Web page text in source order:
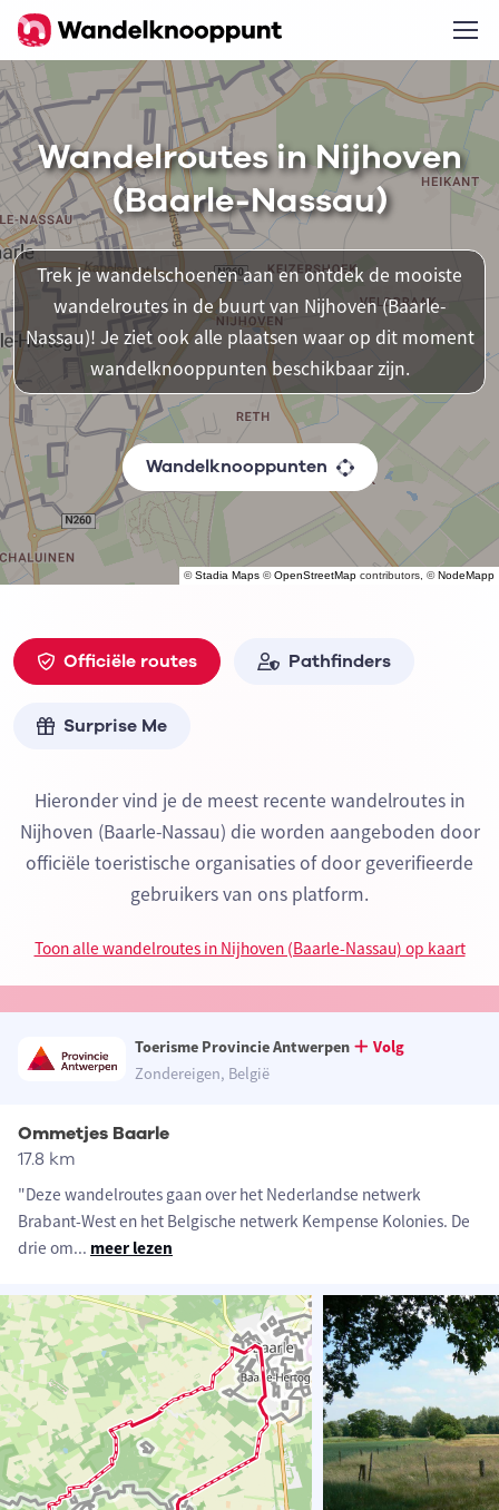
©Stadia Maps ©OpenStreetMap contributors, ©NodeMapp
Wandelroutes in Nijhoven
(Baarle-Nassau)
Trek je wandelschoenen aan en ontdek de mooiste
wandelroutes in de buurt van Nijhoven (Baarle-
Nassau)! Je ziet ook alle plaatsen waar op dit moment
wandelknooppunten beschikbaar zijn.
Wandelknooppunten
Officiële routes Pathfinders
Surprise Me
Hieronder vind je de meest recente wandelroutes in
Nijhoven (Baarle-Nassau) die worden aangeboden door
officiële toeristische organisaties of door geverifieerde
gebruikers van ons platform.
Toon alle wandelroutes in Nijhoven (Baarle-Nassau) op kaart
Toerisme Provincie Antwerpen
Volg
Zondereigen, België
Ommetjes Baarle
17.8 km
"Deze wandelroutes gaan over het Nederlandse netwerk
Brabant-West en het Belgische netwerk Kempense Kolonies. De
drie om... meer lezen